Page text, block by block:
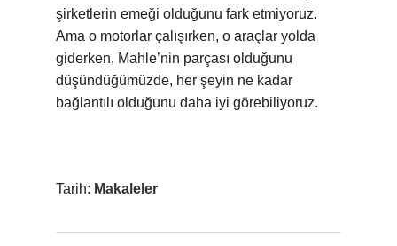
şirketlerin emeği olduğunu fark etmiyoruz.
Ama o motorlar çalışırken, o araçlar yolda
giderken, Mahle’nin parçası olduğunu
düşündüğümüzde, her şeyin ne kadar
bağlantılı olduğunu daha iyi görebiliyoruz.
Tarih: Makaleler